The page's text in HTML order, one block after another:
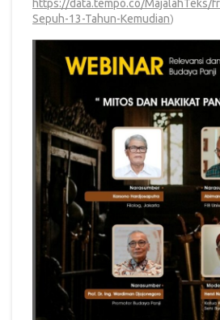
https://data.tempo.co/MajalahTeks/
Sepuh-13-Tahun-Kemudian)